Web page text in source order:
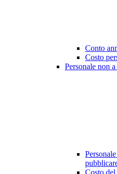
Conto
Costo
Personale non